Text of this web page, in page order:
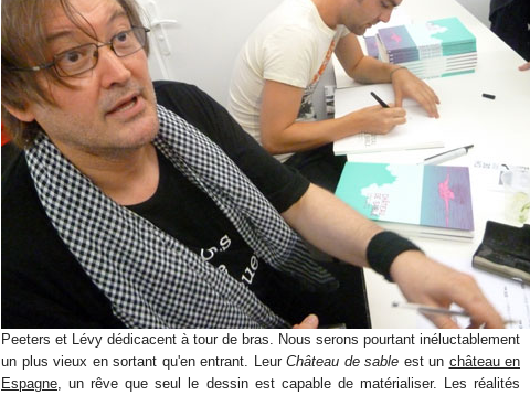
Peeters et Lévy dédicacent à tour de bras. Nous serons pourtant inéluctablement
un plus vieux en sortant qu'en entrant. Leur Château de sable est un château en
Espagne , un rêve que seul le dessin est capable de matérialiser. Les réalités